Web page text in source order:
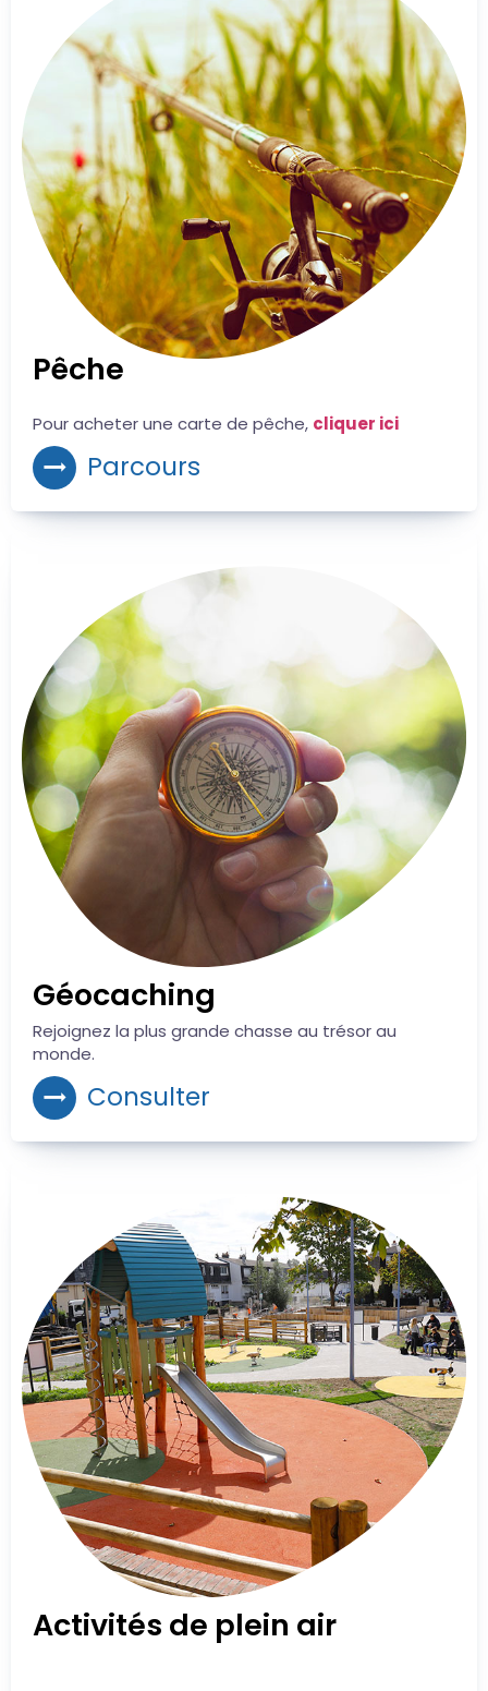
Pêche
Pour acheter une carte de pêche, cliquer ici
Parcours
Géocaching
Rejoignez la plus grande chasse au trésor au
monde.
Consulter
Activités de plein air